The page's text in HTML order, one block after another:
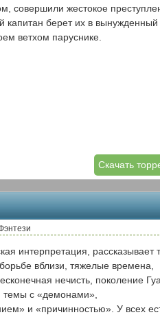
совершили жестокое
капитан берет их в вынужденный
ветхом паруснике.
Скачать
интерпретация, рассказывает
вблизи, тяжелые времена,
нечисть, поколение
темы с «демонами»,
и «причинностью». У всех